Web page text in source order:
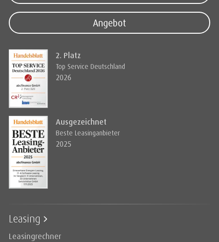
Angebot
2. Platz
Top Service Deutschland
2026
Ausgezeichnet
Beste Leasinganbieter
2025
Leasing
Leasingrechner